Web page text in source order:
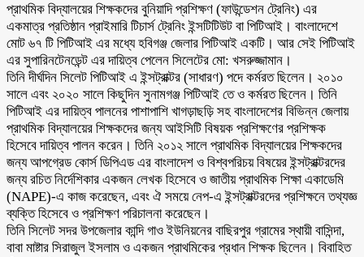
প্রাথমিক বিদ্যালয়ের শিক্ষকদের বুনিয়াদি প্রশিক্ষণ (ফাউন্ডেশন ট্রেনিং) এর
একমাত্র প্রতিষ্ঠান প্রাইমারি টিচার্স ট্রেনিং ইন্সটিটিউট বা পিটিআই। বাংলাদেশে
মোট ৬৭ টি পিটিআই এর মধ্যে হবিগঞ্জ জেলার পিটিআই একটি। আর সেই পিটিআই
এর সুপারিনটেনডেন্ট এর দায়িত্ব পেলেন সিলেটের মো: খসরুজ্জামান।
তিনি দীর্ঘদিন সিলেট পিটিআই এ ইন্সট্রাক্টর (সাধারণ) পদে কর্মরত ছিলেন। ২০১০
সালে এবং ২০২০ সালে কিছুদিন সুনামগঞ্জ পিটিআই তে ও কর্মরত ছিলেন। তিনি
পিটিআই এর দায়িত্ব পালনের পাশাপাশি খাগড়াছড়ি সহ বাংলাদেশের বিভিন্ন জেলায়
প্রাথমিক বিদ্যালয়ের শিক্ষকদের জন্য আইসিটি বিষয়ক প্রশিক্ষণের প্রশিক্ষক
হিসেবে দায়িত্ব পালন করেন। তিনি ২০১২ সালে প্রাথমিক বিদ্যালয়ের শিক্ষকদের
জন্য আপগ্রেড কোর্স ডিপিএড এর বাংলাদেশ ও বিশ্বপরিচয় বিষয়ের ইন্সট্রাক্টরদের
জন্য রচিত নির্দেশিকার একজন লেখক হিসেবে ও জাতীয় প্রাথমিক শিক্ষা একাডেমি
(NAPE)-এ কাজ করেছেন, এবং ঐ সময়ে নেপ-এ ইন্সট্রাক্টরদের প্রশিক্ষনে তথ্যজ্ঞ
ব্যক্তি হিসেবে ও প্রশিক্ষণ পরিচালনা করেছেন।
তিনি সিলেট সদর উপজেলার কান্দি গাও ইউনিয়নের বাছিরপুর গ্রামের স্থায়ী বাসিন্দা,
বাবা মাষ্টার সিরাজুল ইসলাম ও একজন প্রাথমিকের প্রধান শিক্ষক ছিলেন। বিবাহিত